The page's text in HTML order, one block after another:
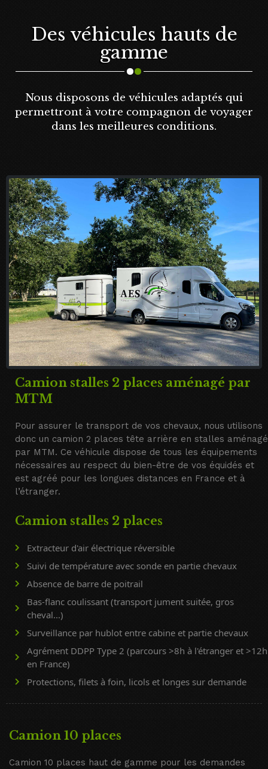
Des véhicules hauts de
gamme
Nous disposons de véhicules adaptés qui
permettront à votre compagnon de voyager
dans les meilleures conditions.
Camion stalles 2 places aménagé par
MTM
Pour assurer le transport de vos chevaux, nous utilisons
donc un camion 2 places tête arrière en stalles aménagé
par MTM. Ce véhicule dispose de tous les équipements
nécessaires au respect du bien-être de vos équidés et
est agréé pour les longues distances en France et à
l’étranger.
Camion stalles 2 places
Extracteur d'air électrique réversible
Suivi de température avec sonde en partie chevaux
Absence de barre de poitrail
Bas-flanc coulissant (transport jument suitée, gros
cheval...)
Surveillance par hublot entre cabine et partie chevaux
Agrément DDPP Type 2 (parcours >8h à l'étranger et >12h
en France)
Protections, filets à foin, licols et longes sur demande
Camion 10 places
Camion 10 places haut de gamme pour les demandes